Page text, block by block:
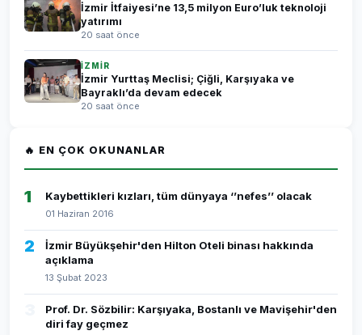
İzmir İtfaiyesi’ne 13,5 milyon Euro’luk teknoloji
yatırımı
20 saat önce
İZMİR
İzmir Yurttaş Meclisi; Çiğli, Karşıyaka ve
Bayraklı’da devam edecek
20 saat önce
🔥 EN ÇOK OKUNANLAR
1 Kaybettikleri kızları, tüm dünyaya ‘’nefes’’ olacak
01 Haziran 2016
2
İzmir Büyükşehir'den Hilton Oteli binası hakkında
açıklama
13 Şubat 2023
Prof. Dr. Sözbilir: Karşıyaka, Bostanlı ve Mavişehir'den
diri fay geçmez